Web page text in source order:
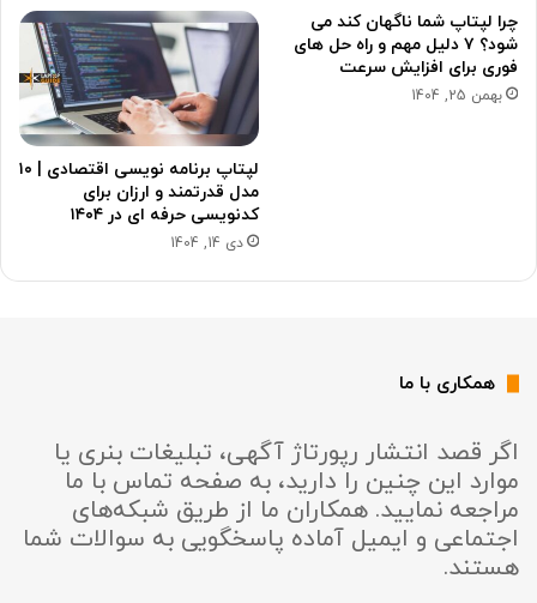
چرا لپتاپ شما ناگهان کند می
شود؟ ۷ دلیل مهم و راه حل های
فوری برای افزایش سرعت
بهمن 25, 1404
لپتاپ برنامه نویسی اقتصادی | ۱۰
مدل قدرتمند و ارزان برای
کدنویسی حرفه ای در ۱۴۰۴
دی 14, 1404
همکاری با ما
اگر قصد انتشار رپورتاژ آگهی، تبلیغات بنری یا
موارد این چنین را دارید، به صفحه تماس با ما
مراجعه نمایید. همکاران ما از طریق شبکه‌های
اجتماعی و ایمیل آماده پاسخگویی به سوالات شما
هستند.